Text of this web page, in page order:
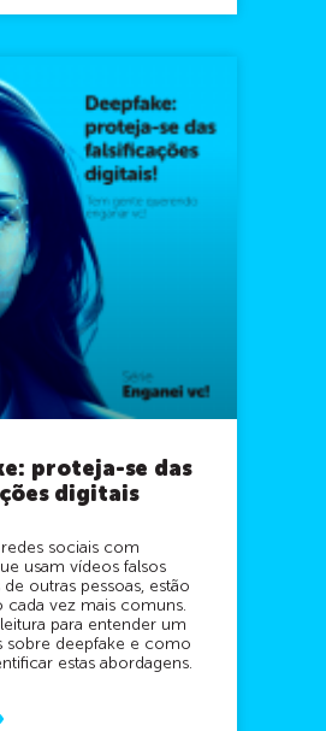
proteja-se das
digitais
sociais com
usam vídeos falsos
outras pessoas, estão
cada vez mais comuns.
para entender um
sobre deepfake e como
estas abordagens.